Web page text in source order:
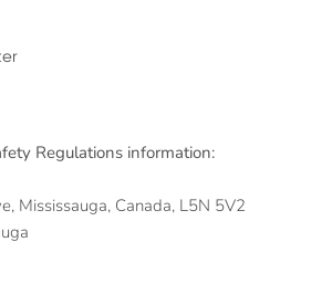
Regulations information:
Mississauga, Canada, L5N 5V2